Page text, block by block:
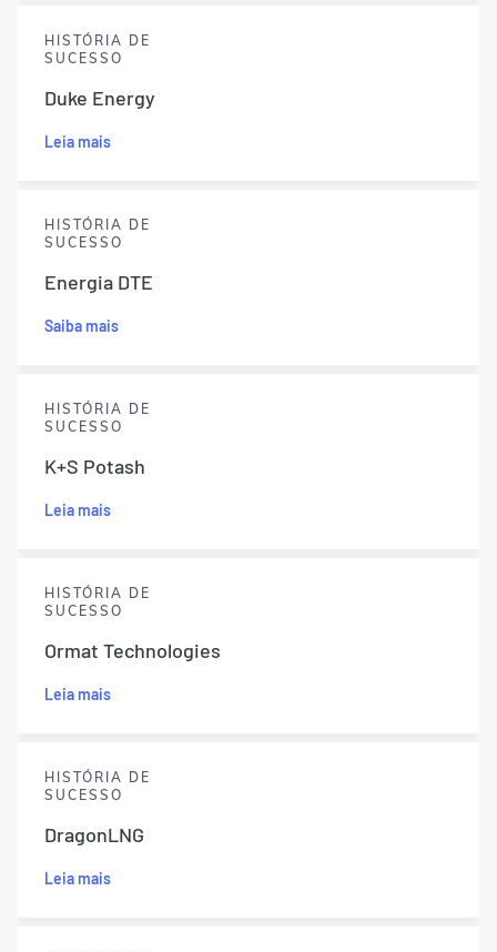
HISTÓRIA DE
SUCESSO
Duke Energy
Leia mais
HISTÓRIA DE
SUCESSO
Energia DTE
Saiba mais
HISTÓRIA DE
SUCESSO
K+S Potash
Leia mais
HISTÓRIA DE
SUCESSO
Ormat Technologies
Leia mais
HISTÓRIA DE
SUCESSO
DragonLNG
Leia mais